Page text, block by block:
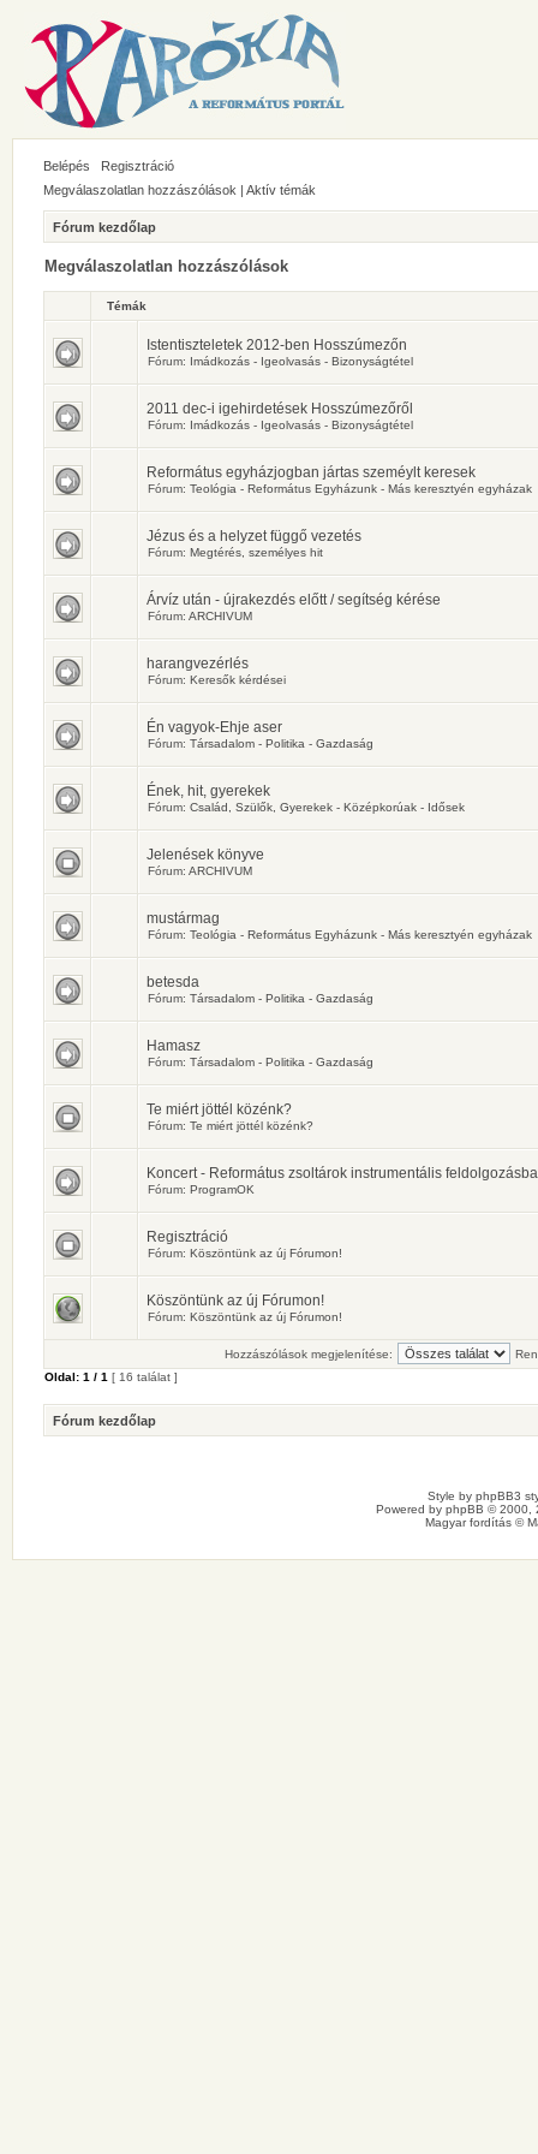
Belépés
Regisztráció
Megválaszolatlan hozzászólások | Aktív témák
Fórum kezdőlap
Megválaszolatlan hozzászólások
Témák
Istentiszteletek 2012-ben Hosszúmezőn
Fórum: Imádkozás - Igeolvasás - Bizonyságtétel
2011 dec-i igehirdetések Hosszúmezőről
Fórum: Imádkozás - Igeolvasás - Bizonyságtétel
Református egyházjogban jártas szeméylt keresek
Fórum: Teológia - Református Egyházunk - Más keresztyén egyházak
Jézus és a helyzet függő vezetés
Fórum: Megtérés, személyes hit
Árvíz után - újrakezdés előtt / segítség kérése
Fórum: ARCHIVUM
harangvezérlés
Fórum: Keresők kérdései
Én vagyok-Ehje aser
Fórum: Társadalom - Politika - Gazdaság
Ének, hit, gyerekek
Fórum: Család, Szülők, Gyerekek - Középkorúak - Idősek
Jelenések könyve
Fórum: ARCHIVUM
mustármag
Fórum: Teológia - Református Egyházunk - Más keresztyén egyházak
betesda
Fórum: Társadalom - Politika - Gazdaság
Hamasz
Fórum: Társadalom - Politika - Gazdaság
Te miért jöttél közénk?
Fórum: Te miért jöttél közénk?
Koncert - Református zsoltárok instrumentális
Fórum: ProgramOK
Regisztráció
Fórum: Köszöntünk az új Fórumon!
Köszöntünk az új Fórumon!
Fórum: Köszöntünk az új Fórumon!
Hozzászólások megjelenítése:
Oldal: 1 / 1 [ 16 találat ]
Fórum kezdőlap
Style by phpBB3
Powered by phpBB © 2000,
Magyar fordítás ©